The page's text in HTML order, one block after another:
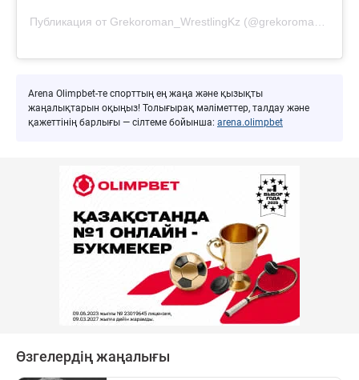
Arena Olimpbet-те спорттың ең жаңа және қызықты
жаңалықтарын оқыңыз! Толығырақ мәліметтер, талдау және
қажеттінің барлығы — сілтеме бойынша: arena.olimpbet